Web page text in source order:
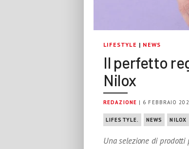
LIFESTYLE | NEWS
Il perfetto
Nilox
REDAZIONE | 6 FEBBRAIO
LIFESTYLE. NEWS NILOX
Una selezione di